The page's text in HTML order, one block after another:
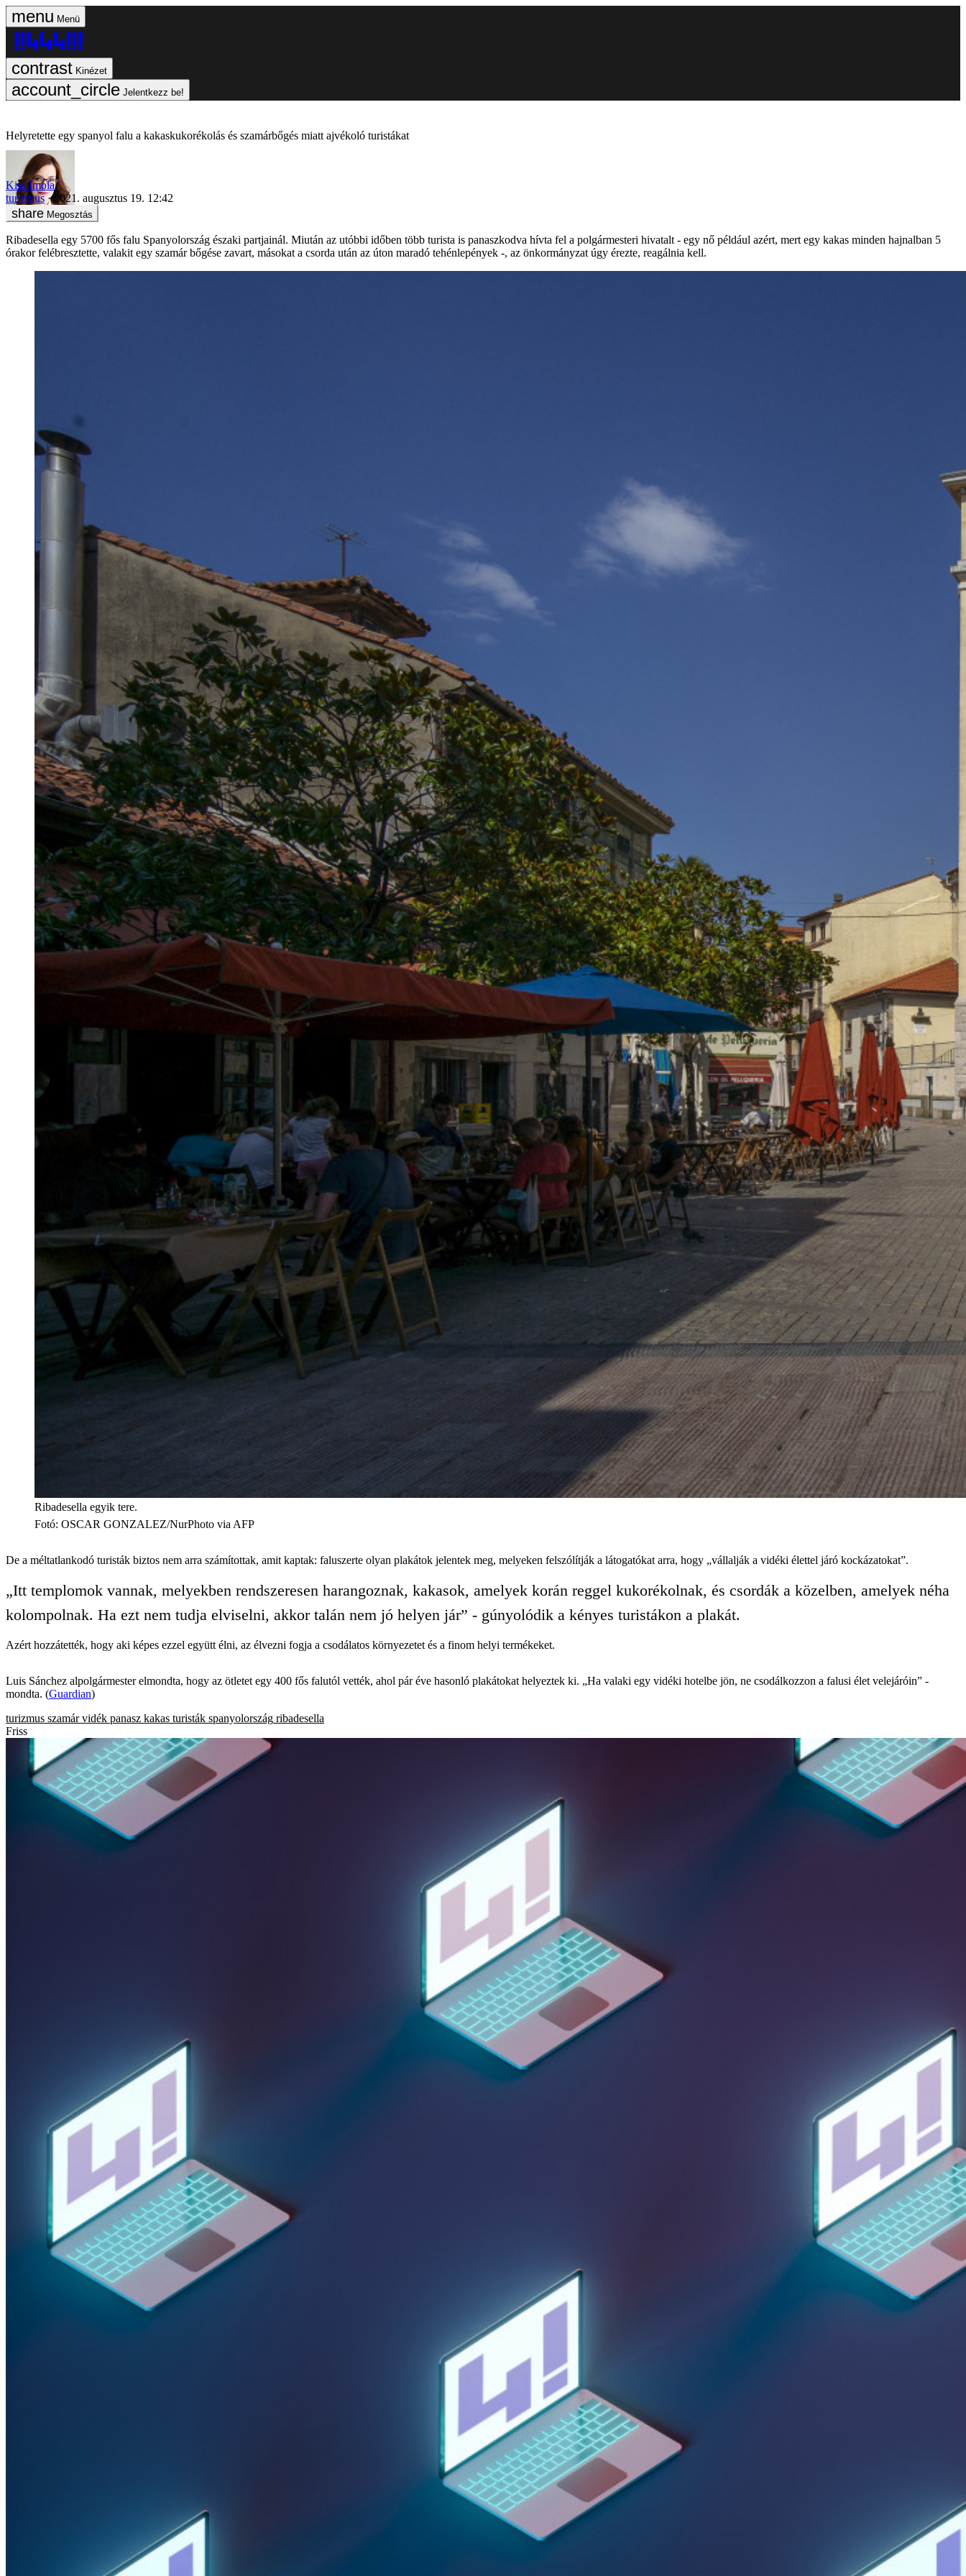
Menü
Kinézet
Jelentkezz be!
Helyretette egy spanyol falu a kakaskukorékolás és szamárbőgés miatt ajvékoló turistákat
Kiss Imola
turizmus
2021. augusztus 19. 12:42
Megosztás
Ribadesella egy 5700 fős falu Spanyolország északi partjainál. Miután az utóbbi időben több turista is panaszkodva hívta fel a polgármesteri hivatalt - egy nő például azért, mert egy kakas minden hajnalban 5
órakor felébresztette, valakit egy szamár bőgése zavart, másokat a csorda után az úton maradó tehénlepények -, az önkormányzat úgy érezte, reagálnia kell.
Ribadesella egyik tere.
Fotó: OSCAR GONZALEZ/NurPhoto via AFP
De a méltatlankodó turisták biztos nem arra számítottak, amit kaptak: faluszerte olyan plakátok jelentek meg, melyeken felszólítják a látogatókat arra, hogy „vállalják a vidéki élettel járó kockázatokat”.
„Itt templomok vannak, melyekben rendszeresen harangoznak, kakasok, amelyek korán reggel kukorékolnak, és csordák a közelben, amelyek néha
kolompolnak. Ha ezt nem tudja elviselni, akkor talán nem jó helyen jár” - gúnyolódik a kényes turistákon a plakát.
Azért hozzátették, hogy aki képes ezzel együtt élni, az élvezni fogja a csodálatos környezetet és a finom helyi termékeket.
Luis Sánchez alpolgármester elmondta, hogy az ötletet egy 400 fős falutól vették, ahol pár éve hasonló plakátokat helyeztek ki. „Ha valaki egy vidéki hotelbe jön, ne csodálkozzon a falusi élet velejáróin” -
mondta. (Guardian)
turizmus szamár vidék panasz kakas turisták spanyolország ribadesella
Friss